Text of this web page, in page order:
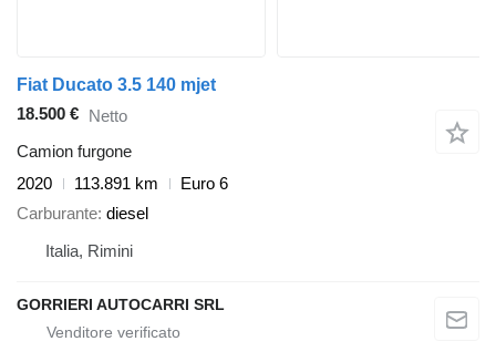
Fiat Ducato 3.5 140 mjet
18.500 € Netto
Camion furgone
2020
113.891 km
Euro 6
Carburante diesel
Italia, Rimini
GORRIERI AUTOCARRI SRL